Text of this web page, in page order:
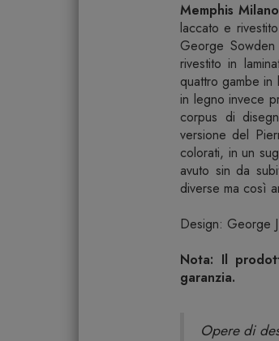
Memphis
laccato e
George
rivestito in
quattro gambe
in legno invece
corpus di
versione del
colorati, in un
avuto sin da
diverse ma così
Design: George
Nota: Il
garanzia.
Opere di